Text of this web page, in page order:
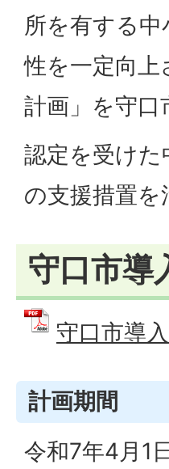
所を有する
性を一定向
計画」を守
認定を受けた
の支援措置
守口市導
守口市導
計画期間
令和7年4月1